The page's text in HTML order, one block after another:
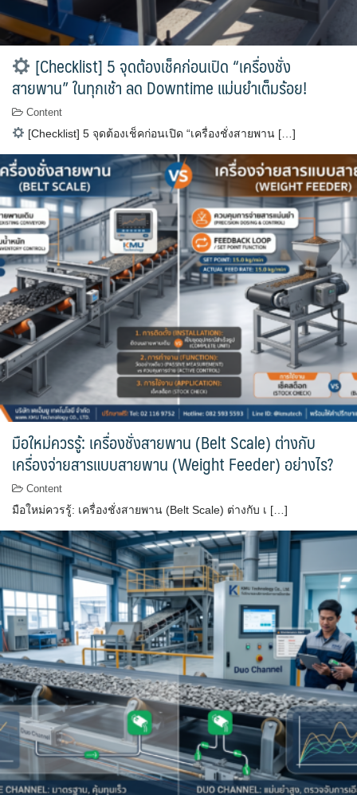
[Checklist] 5 จุดต้องเช็คก่อนเปิด “เครื่องชั่ง
สายพาน” ในทุกเช้า ลด Downtime แม่นยำเต็มร้อย!
Content
[Checklist] 5 จุดต้องเช็คก่อนเปิด “เครื่องชั่งสายพาน […]
มือใหม่ควรรู้: เครื่องชั่งสายพาน (Belt Scale) ต่างกับ
เครื่องจ่ายสารแบบสายพาน (Weight Feeder) อย่างไร?
Content
มือใหม่ควรรู้: เครื่องชั่งสายพาน (Belt Scale) ต่างกับ เ […]